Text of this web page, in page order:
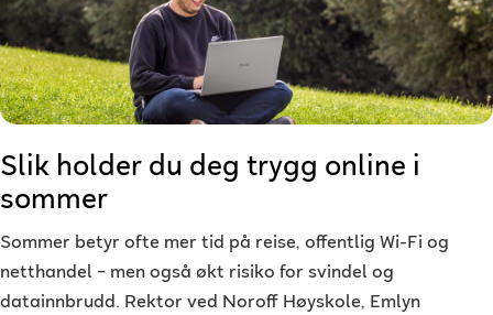
Slik holder du deg trygg online i
sommer
Sommer betyr ofte mer tid på reise, offentlig Wi-Fi og
netthandel – men også økt risiko for svindel og
datainnbrudd. Rektor ved Noroff Høyskole, Emlyn